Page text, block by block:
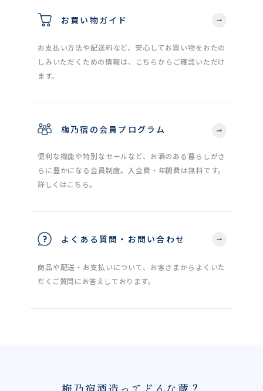
お買い物ガイド
お支払い方法や配送料など、安心してお買い物をおたの
しみいただくための情報は、こちらからご確認いただけ
ます。
梅乃宿の会員プログラム
便利な機能や特別なセールなど、お酒のある暮らしがさ
らに豊かになる会員制度。入会費・年間費は無料です。
詳しくはこちら。
よくある質問・お問い合わせ
商品や配送・お支払いについて、お客さまからよくいた
だくご質問にお答えしております。